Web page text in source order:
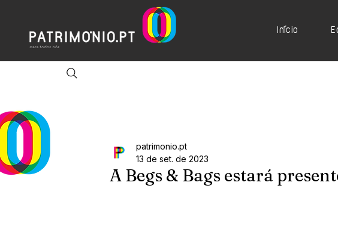
Início
A Begs & Bags estará
patrimonio.pt
13 de set. de 2023